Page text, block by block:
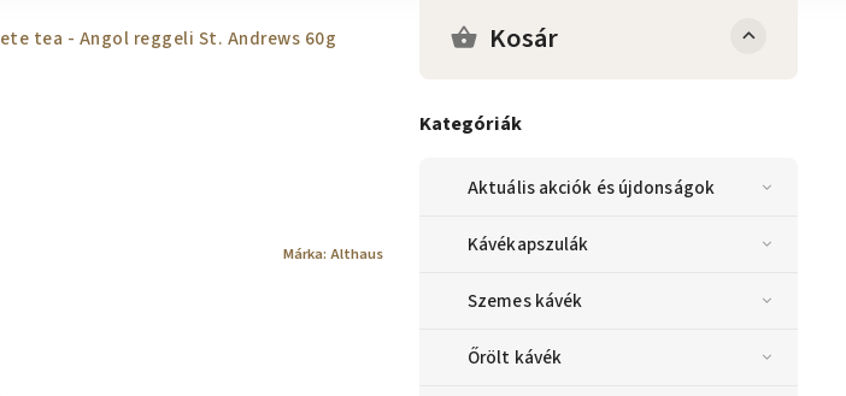
tea - Angol reggeli St. Andrews 60g Kosár
Kategóriák
Aktuális akciók és újdonságok
Kávékapszulák
Szemes kávék
Őrölt kávék
Márka: Althaus